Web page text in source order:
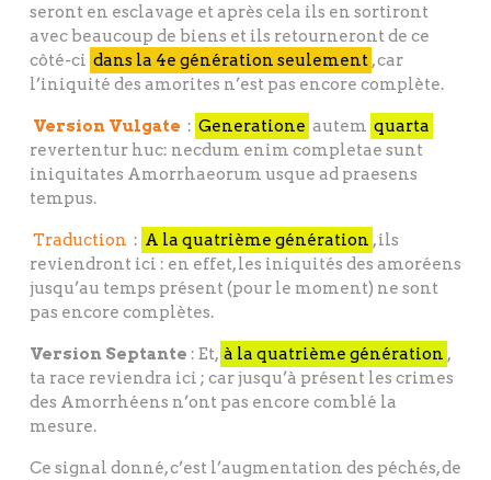
seront en esclavage et après cela ils en sortiront
avec beaucoup de biens et ils retourneront de ce
côté-ci dans la 4e génération seulement , car
l’iniquité des amorites n’est pas encore complète.
Version Vulgate : Generatione autem quarta
revertentur huc: necdum enim completae sunt
iniquitates Amorrhaeorum usque ad praesens
tempus.
Traduction : A la quatrième génération , ils
reviendront ici : en effet, les iniquités des amoréens
jusqu’au temps présent (pour le moment) ne sont
pas encore complètes.
Version Septante : Et, à la quatrième génération ,
ta race reviendra ici ; car jusqu’à présent les crimes
des Amorrhéens n’ont pas encore comblé la
mesure.
Ce signal donné, c’est l’augmentation des péchés, de